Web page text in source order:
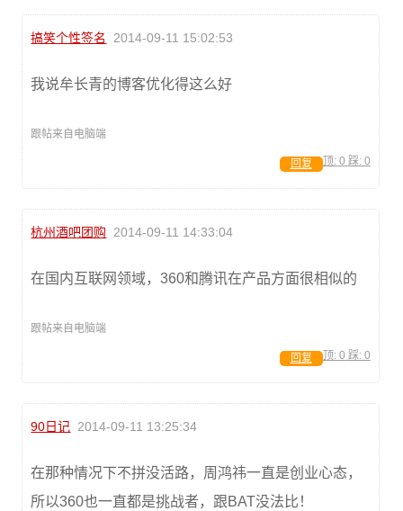
搞笑个性签名 2014-09-11 15:02:53
我说牟长青的博客优化得这么好
跟帖来自电脑端
顶: 0 踩: 0
回复
杭州酒吧团购 2014-09-11 14:33:04
在国内互联网领域，360和腾讯在产品方面很相似的
跟帖来自电脑端
顶: 0 踩: 0
回复
90日记 2014-09-11 13:25:34
在那种情况下不拼没活路，周鸿祎一直是创业心态，
所以360也一直都是挑战者，跟BAT没法比！